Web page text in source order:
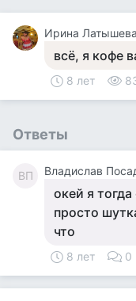
Ирина Латышева
всё, я кофе
8 лет
Ответы
ВП Владислав
окей я тогда
просто
что
8 лет 0